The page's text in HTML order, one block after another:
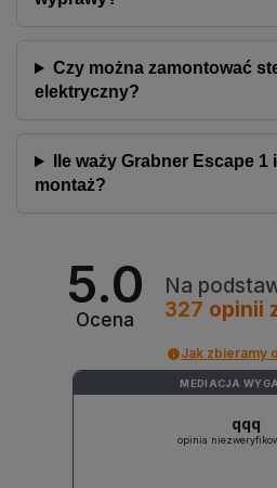
Czy można zamontować
elektryczny?
Ile waży Grabner Escape 1
montaż?
5.0
Ocena
Na
327 opinii
Jak zbieramy
MEDIACJA
qqq
opinia